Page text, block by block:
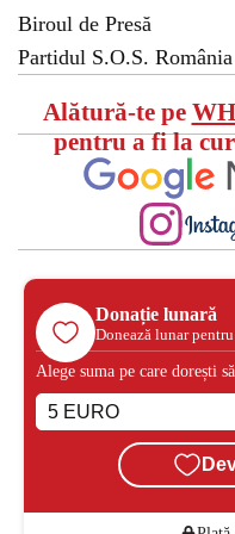
Biroul de Presă
Partidul S.O.S. România
Alătură-te pe
pentru a fi la
Donație lunară
Donează lunar
Alege suma pe care dorești